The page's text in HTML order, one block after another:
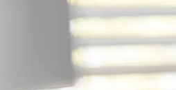
Körper­